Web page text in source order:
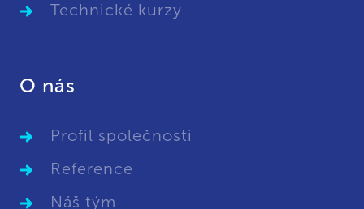
Technické kurzy
O nás
Profil společnosti
Reference
Náš tým